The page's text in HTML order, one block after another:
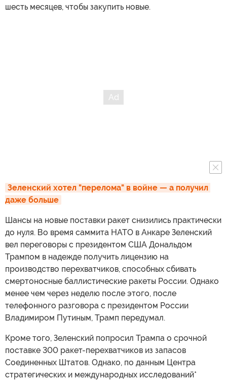
шесть месяцев, чтобы закупить новые.
Зеленский хотел "перелома" в войне — а получил
даже больше
Шансы на новые поставки ракет снизились практически
до нуля. Во время саммита НАТО в Анкаре Зеленский
вел переговоры с президентом США Дональдом
Трампом в надежде получить лицензию на
производство перехватчиков, способных сбивать
смертоносные баллистические ракеты России. Однако
менее чем через неделю после этого, после
телефонного разговора с президентом России
Владимиром Путиным, Трамп передумал.
Кроме того, Зеленский попросил Трампа о срочной
поставке 300 ракет-перехватчиков из запасов
Соединенных Штатов. Однако, по данным Центра
стратегических и международных исследований*